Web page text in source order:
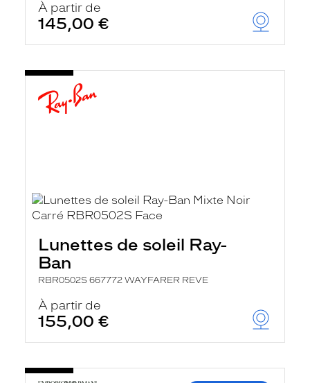
À partir de
145,00 €
Lunettes de soleil Ray-
Ban
RBR0502S 667772 WAYFARER REVE
À partir de
155,00 €